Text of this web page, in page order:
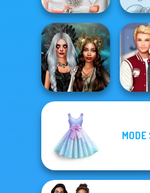
Babs' Spring
Wedding
Fairy
Enchanted
Realms
Kiss,
MODE